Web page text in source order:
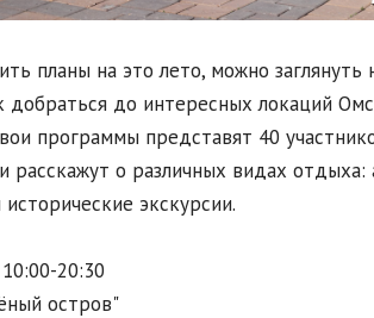
планы на это лето, можно заглянуть
добраться до интересных локаций
программы представят 40
расскажут о различных видах
экскурсии.
20:30
остров"